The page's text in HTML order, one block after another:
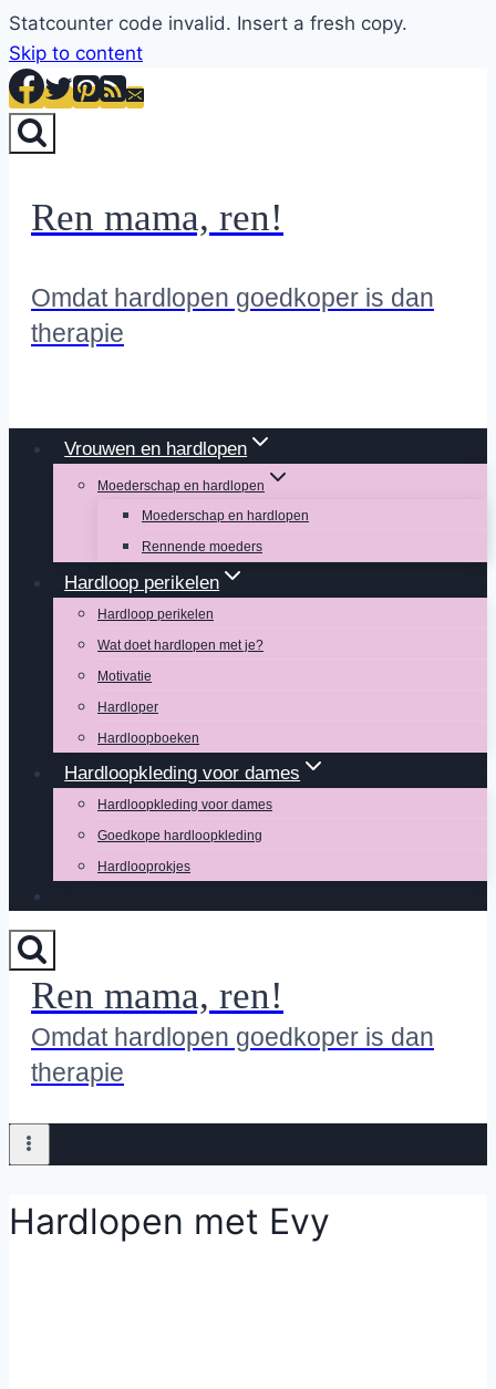
Statcounter code invalid. Insert a fresh copy.
Skip to content
Ren mama, ren!
Omdat hardlopen goedkoper is dan
therapie
Vrouwen en hardlopen
Moederschap en hardlopen
Moederschap en hardlopen
Rennende moeders
Hardloop perikelen
Hardloop perikelen
Wat doet hardlopen met je?
Motivatie
Hardloper
Hardloopboeken
Hardloopkleding voor dames
Hardloopkleding voor dames
Goedkope hardloopkleding
Hardlooprokjes
Ren mama, ren!
Omdat hardlopen goedkoper is dan
therapie
Hardlopen met Evy